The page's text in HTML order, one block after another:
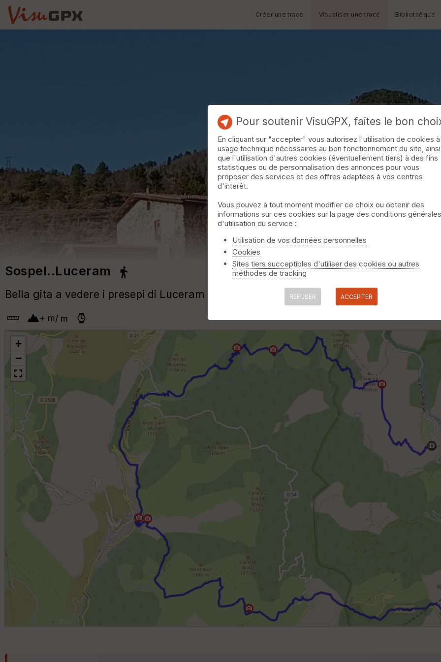
Créer une trace Visualiser une trace Bibliothèque
Sospel..Luceram
Bella gita a vedere i presepi di Luceram
+ m/ m
+
−
Pour soutenir VisuGPX, faites le bon
En cliquant sur "accepter" vous autorisez l'utilisation de cookies à
usage technique nécessaires au bon fonctionnement du site, ainsi
que l'utilisation d'autres cookies (éventuellement tiers) à des fins
statistiques ou de personnalisation des annonces pour vous
proposer des services et des offres adaptées à vos centres
d'interêt.
Vous pouvez à tout moment modifier ce choix ou obtenir des
informations sur ces cookies sur la page des conditions générales
d'utilisation du service :
Utilisation de vos données personnelles
Cookies
Sites tiers succeptibles d'utiliser des cookies ou autres
méthodes de tracking
REFUSER ACCEPTER